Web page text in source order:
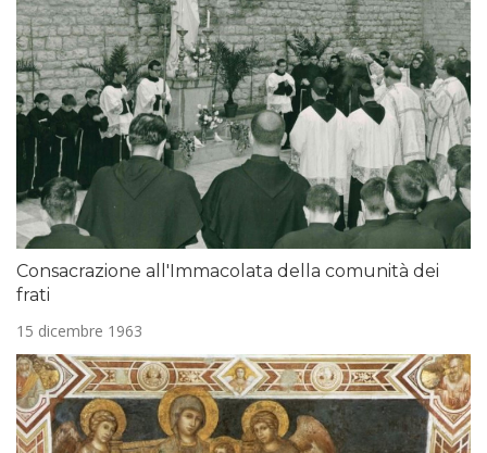
Consacrazione all'Immacolata della comunità dei
frati
15 dicembre 1963